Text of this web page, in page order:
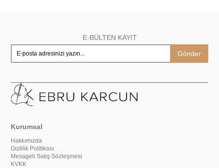
E-BÜLTEN KAYIT
Gönder
Kurumsal
Hakkımızda
Gizlilik Politikası
Mesageli Satış Sözleşmesi
KVKK